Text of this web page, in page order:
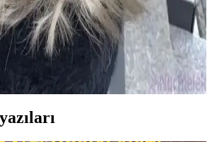
Sarı Saç Renkleri ve Trendleri
Bilgi
doğal ve sıcak tonlarıyla öne çıkıyor. Bakım
trendleri yakalayarak stilinizi